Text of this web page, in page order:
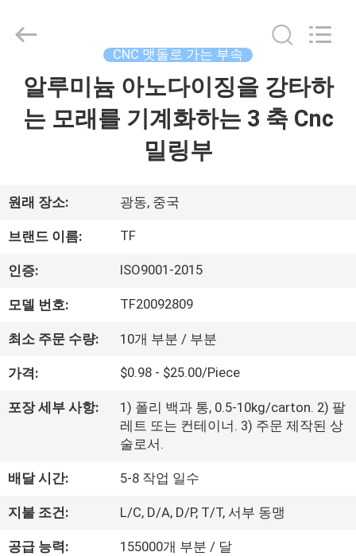
우
리
에
것
장
투
어
2021
Technology
CNC 맷돌로 가는 부속
알루미늄 아노다이징을 강타하
는 모래를 기계화하는 3 축 Cnc
밀링부
원래 장소: 광동, 중국
브랜드 이름: TF
인증: ISO9001-2015
모델 번호: TF20092809
최소 주문 수량: 10개 부분 / 부분
가격: $0.98 - $25.00/Piece
포장 세부 사항:
1) 폴리 백과 통, 0.5-10kg/carton. 2) 팔
레트 또는 컨테이너. 3) 주문 제작된 상
술로서.
배달 시간: 5-8 작업 일수
지불 조건: L/C, D/A, D/P, T/T, 서부 동맹
공급 능력: 155000개 부분 / 달